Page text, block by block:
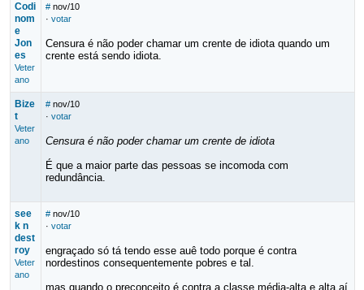
Codi
nom
e
Jon
es
Veter
ano
# nov/10
· votar
Censura é não poder chamar um crente de idiota quando um
crente está sendo idiota.
Bize
t
Veter
ano
# nov/10
· votar
Censura é não poder chamar um crente de idiota
É que a maior parte das pessoas se incomoda com
redundância.
see
k n
dest
roy
Veter
ano
# nov/10
· votar
engraçado só tá tendo esse auê todo porque é contra
nordestinos consequentemente pobres e tal.
mas quando o preconceito é contra a classe média-alta e alta.aí